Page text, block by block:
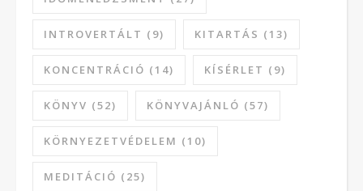
INTROVERTÁLT (9) KITARTÁS (13)
KONCENTRÁCIÓ (14) KÍSÉRLET (9)
KÖNYV (52) KÖNYVAJÁNLÓ (57)
KÖRNYEZETVÉDELEM (10)
MEDITÁCIÓ (25)